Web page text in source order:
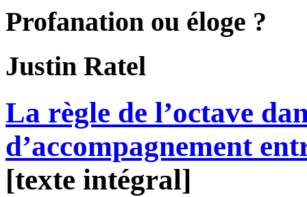
Profanation ou éloge ?
Justin Ratel
La règle de l’octave
d’accompagnement
[texte intégral]